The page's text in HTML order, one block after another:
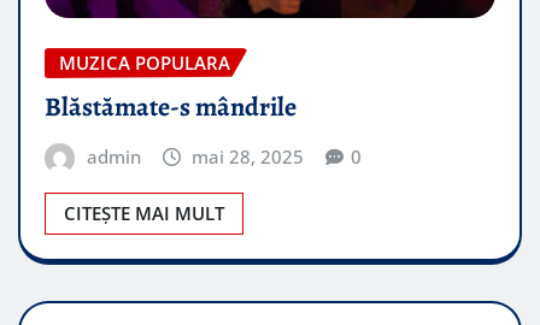
MUZICA POPULARA
Blăstămate-s mândrile
admin mai 28, 2025 0
CITEȘTE MAI MULT